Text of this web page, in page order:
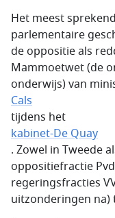
Het meest
parlementaire
de oppositie als
Mammoetwet (de
onderwijs) van
Cals
tijdens het
kabinet-De Quay
. Zowel in Tweede
oppositiefractie
regeringsfracties
uitzonderingen na)